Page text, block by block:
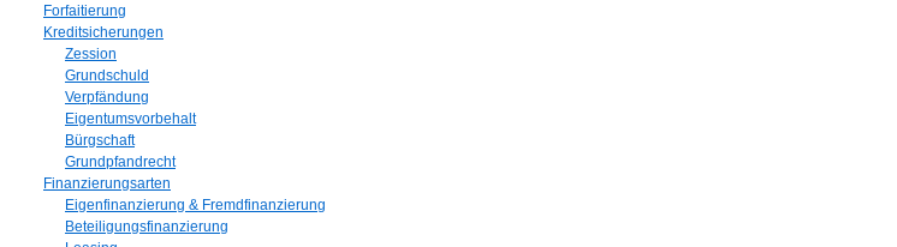
Forfaitierung
Kreditsicherungen
Zession
Grundschuld
Verpfändung
Eigentumsvorbehalt
Bürgschaft
Grundpfandrecht
Finanzierungsarten
Eigenfinanzierung & Fremdfinanzierung
Beteiligungsfinanzierung